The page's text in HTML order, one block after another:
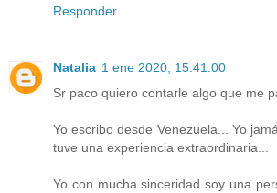
Responder
Natalia 1 ene 2020, 15:41:00
Sr paco quiero contarle algo que me
Yo escribo desde Venezuela... Yo
tuve una experiencia extraordinaria...
Yo con mucha sinceridad soy una